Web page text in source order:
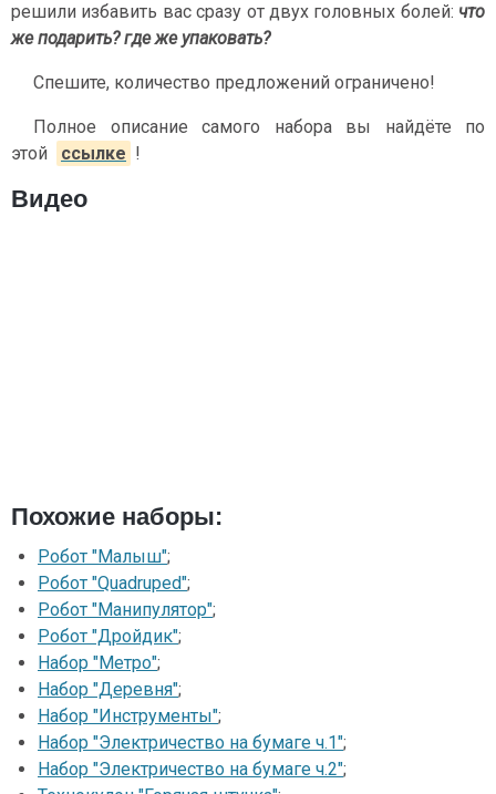
решили избавить вас сразу от двух головных болей: что
же подарить? где же упаковать?
Спешите, количество предложений ограничено!
Полное описание самого набора вы найдёте по
этой
ссылке !
Видео
Похожие наборы:
Робот "Малыш";
Робот "Quadruped";
Робот "Манипулятор";
Робот "Дройдик";
Набор "Метро";
Набор "Деревня";
Набор "Инструменты";
Набор "Электричество на бумаге ч.1";
Набор "Электричество на бумаге ч.2";